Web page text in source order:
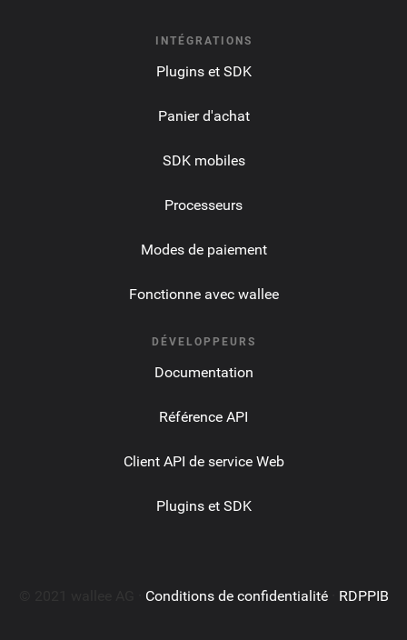
INTÉGRATIONS
Plugins et SDK
Panier d'achat
SDK mobiles
Processeurs
Modes de paiement
Fonctionne avec wallee
DÉVELOPPEURS
Documentation
Référence API
Client API de service Web
Plugins et SDK
Conditions de confidentialité· RDPPIB